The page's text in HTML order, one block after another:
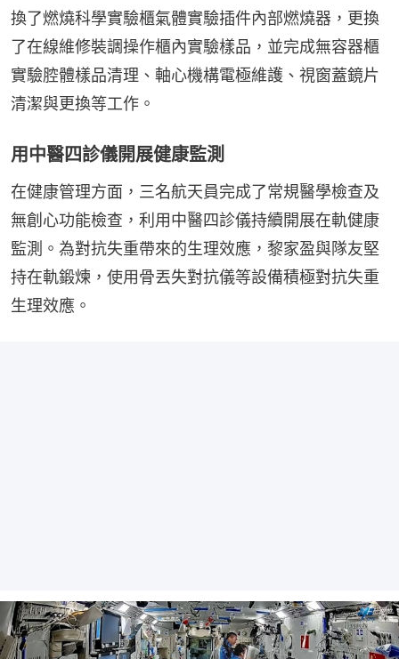
換了燃燒科學實驗櫃氣體實驗插件內部燃燒器，更換
了在線維修裝調操作櫃內實驗樣品，並完成無容器櫃
實驗腔體樣品清理、軸心機構電極維護、視窗蓋鏡片
清潔與更換等工作。
用中醫四診儀開展健康監測
在健康管理方面，三名航天員完成了常規醫學檢查及
無創心功能檢查，利用中醫四診儀持續開展在軌健康
監測。為對抗失重帶來的生理效應，黎家盈與隊友堅
持在軌鍛煉，使用骨丟失對抗儀等設備積極對抗失重
生理效應。